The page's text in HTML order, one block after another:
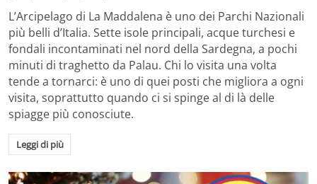
L’Arcipelago di La Maddalena è uno dei Parchi Nazionali
più belli d’Italia. Sette isole principali, acque turchesi e
fondali incontaminati nel nord della Sardegna, a pochi
minuti di traghetto da Palau. Chi lo visita una volta
tende a tornarci: è uno di quei posti che migliora a ogni
visita, soprattutto quando ci si spinge al di là delle
spiagge più conosciute.
Leggi di più